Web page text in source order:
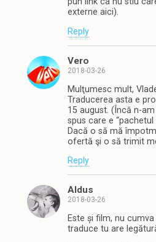
externe aici).
Reply
Vero
2018-03-26
Mulţumesc mult,
Traducerea asta e
15 august. (Încă n-
spus care e
Dacă o să mă
ofertă şi o să trimit
Reply
Aldus
2018-03-26
Este și film, nu
traduce tu are